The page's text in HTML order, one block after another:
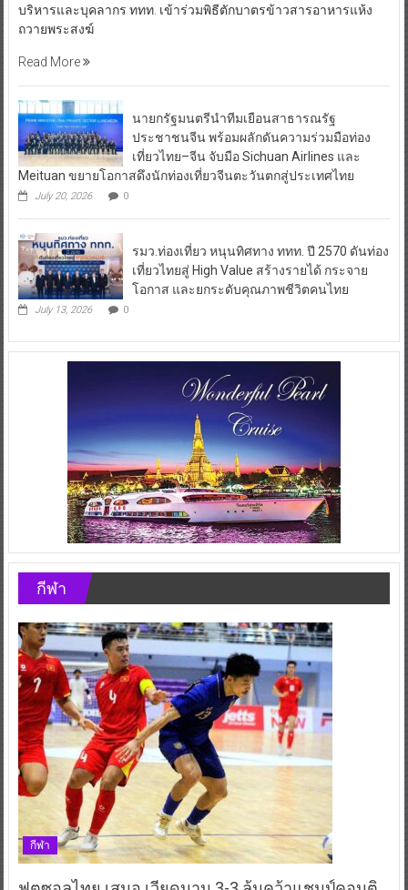
บริหารและบุคลากร ททท. เข้าร่วมพิธีตักบาตรข้าวสารอาหารแห้ง
ถวายพระสงฆ์
Read More
นายกรัฐมนตรีนำทีมเยือนสาธารณรัฐ
ประชาชนจีน พร้อมผลักดันความร่วมมือท่อง
เที่ยวไทย–จีน จับมือ Sichuan Airlines และ
Meituan ขยายโอกาสดึงนักท่องเที่ยวจีนตะวันตกสู่ประเทศไทย
July 20, 2026 0
รมว.ท่องเที่ยว หนุนทิศทาง ททท. ปี 2570 ดันท่อง
เที่ยวไทยสู่ High Value สร้างรายได้ กระจาย
โอกาส และยกระดับคุณภาพชีวิตคนไทย
July 13, 2026 0
กีฬา
กีฬา